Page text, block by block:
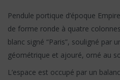
Pendule portique d’époque
de forme ronde à quatre
blanc signé “Paris”, souligné par
géométrique et ajouré, orné au
L’espace est occupé par un